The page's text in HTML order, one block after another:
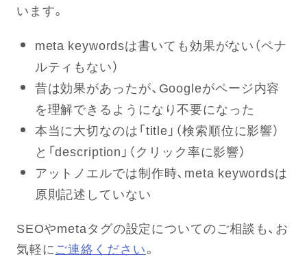
います。
meta keywordsは書いても効果がない（ペナ
ルティもない）
昔は効果があったが、Googleがページ内容
を理解できるようになり不要になった
本当に大切なのは「title」（検索順位に影響）
と「description」（クリック率に影響）
アットノエルでは制作時、meta keywordsは
原則記述していない
SEOやmetaタグの設定についてのご相談も、お
気軽にご連絡ください。